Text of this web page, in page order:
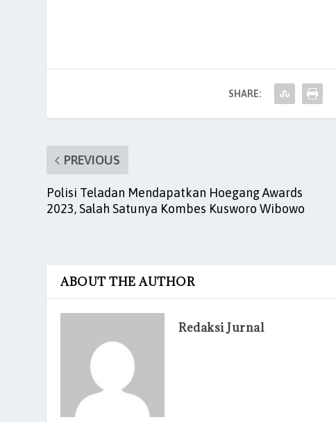
b
A dI
n
t
SHARE:
PREVIOUS
Polisi Teladan Mendapatkan Hoegang Awards
2023, Salah Satunya Kombes Kusworo Wibowo
ABOUT THE AUTHOR
Redaksi Jurnal